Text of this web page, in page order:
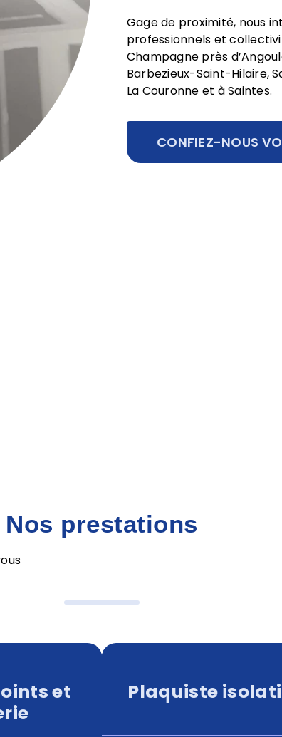
Gage de proximité, nous
professionnels et
Champagne près
Barbezieux-Saint-Hilaire,
La Couronne et à Saintes.
CONFIEZ-NOUS
Nos prestations
et
Plaquiste